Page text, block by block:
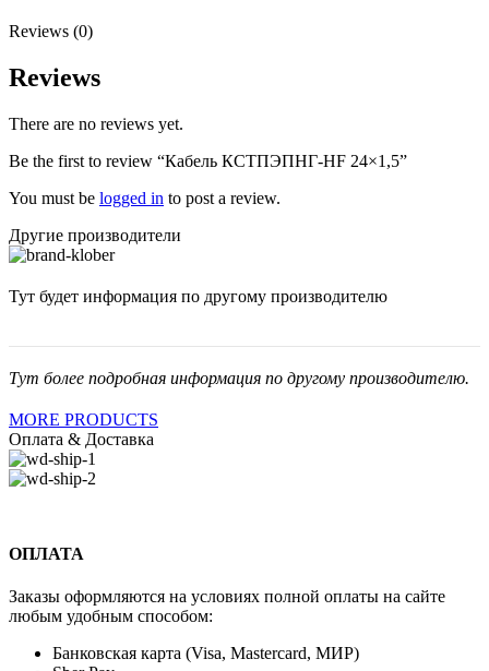
Reviews (0)
Reviews
There are no reviews yet.
Be the first to review “Кабель КСТПЭПНГ-HF 24×1,5”
You must be logged in to post a review.
Другие производители
Тут будет информация по другому производителю
Тут более подробная информация по другому производителю.
MORE PRODUCTS
Оплата & Доставка
ОПЛАТА
Заказы оформляются на условиях полной оплаты на сайте
любым удобным способом:
Банковская карта (Visa, Mastercard, МИР)